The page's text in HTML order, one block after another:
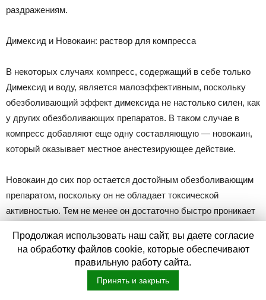
раздражениям.
Димексид и Новокаин: раствор для компресса
В некоторых случаях компресс, содержащий в себе только
Димексид и воду, является малоэффективным, поскольку
обезболивающий эффект димексида не настолько силен, как
у других обезболивающих препаратов. В таком случае в
компресс добавляют еще одну составляющую — новокаин,
который оказывает местное анестезирующее действие.
Новокаин до сих пор остается достойным обезболивающим
препаратом, поскольку он не обладает токсической
активностью. Тем не менее он достаточно быстро проникает
перестают посылать болевые импульсы в головной мозг.
Действие новокаина изолировано дает непродолжительный
эффект, который ограничивается одним часом.
Продолжая использовать наш сайт, вы даете согласие
на обработку файлов cookie, которые обеспечивают
правильную работу сайта.
Принять и закрыть